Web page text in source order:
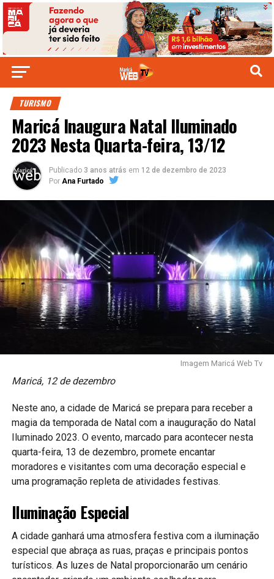
TURISMO
Maricá Inaugura Natal Iluminado
2023 Nesta Quarta-feira, 13/12
Publicado 3 anos atrás em 12 de dezembro de 2023
Por Ana Furtado
Imagem Maricá Web Tv
Maricá, 12 de dezembro
Neste ano, a cidade de Maricá se prepara para receber a
magia da temporada de Natal com a inauguração do Natal
Iluminado 2023. O evento, marcado para acontecer nesta
quarta-feira, 13 de dezembro, promete encantar
moradores e visitantes com uma decoração especial e
uma programação repleta de atividades festivas.
Iluminação Especial
A cidade ganhará uma atmosfera festiva com a iluminação
especial que abraça as ruas, praças e principais pontos
turísticos. As luzes de Natal proporcionarão um cenário